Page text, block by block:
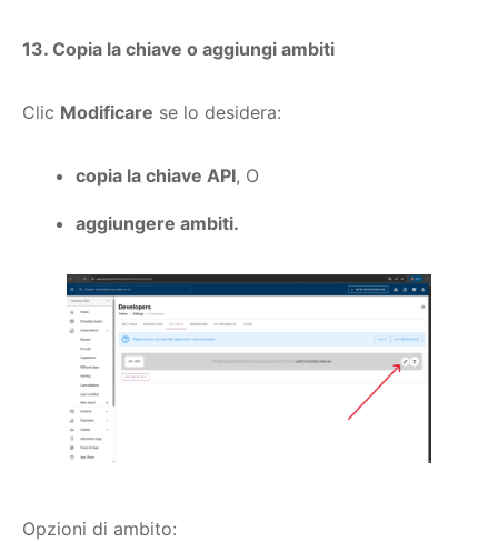
13. Copia la chiave o aggiungi ambiti
Clic Modificare se lo desidera:
copia la chiave API, O
aggiungere ambiti.
Opzioni di ambito: